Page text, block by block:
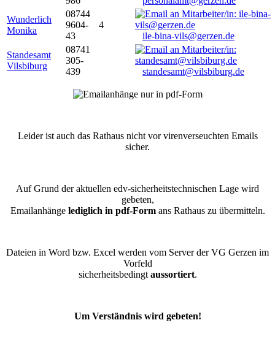
Wunderlich
Monika
08744
9604-
43
4
ile-bina-vils@gerzen.de
Standesamt
Vilsbiburg
08741
305-
439
standesamt@vilsbiburg.de
Leider ist auch das Rathaus nicht vor virenverseuchten Emails
sicher.
Auf Grund der aktuellen edv-sicherheitstechnischen Lage wird
gebeten,
Emailanhänge lediglich in pdf-Formans Rathaus zu übermitteln.
Dateien in Word bzw. Excel werden vom Server der VG Gerzen im
Vorfeld
sicherheitsbedingt aussortiert.
Um Verständnis wird gebeten!